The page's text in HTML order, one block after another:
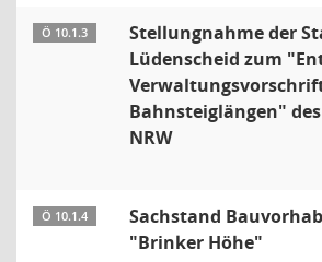
Ö 10.1.3
Stellungnahme der
Lüdenscheid zum
Bahnsteiglängen"
NRW
Ö 10.1.4
Sachstand
"Brinker Höhe"